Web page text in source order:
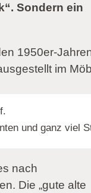
Sondern ein
und ganz viel
nach
Die „gute alte